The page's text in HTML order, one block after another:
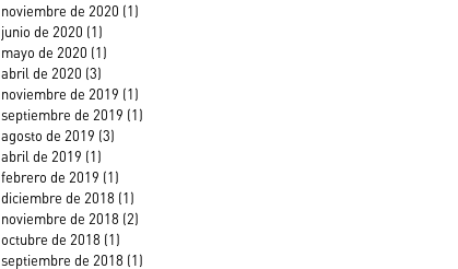
noviembre de 2020 (1)
junio de 2020 (1)
mayo de 2020 (1)
abril de 2020 (3)
noviembre de 2019 (1)
septiembre de 2019 (1)
agosto de 2019 (3)
abril de 2019 (1)
febrero de 2019 (1)
diciembre de 2018 (1)
noviembre de 2018 (2)
octubre de 2018 (1)
septiembre de 2018 (1)